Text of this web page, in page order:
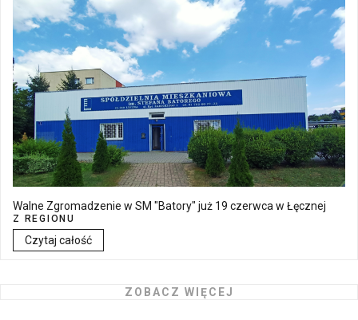
Walne Zgromadzenie w SM "Batory" już 19 czerwca w Łęcznej
Z REGIONU
Czytaj całość
ZOBACZ WIĘCEJ